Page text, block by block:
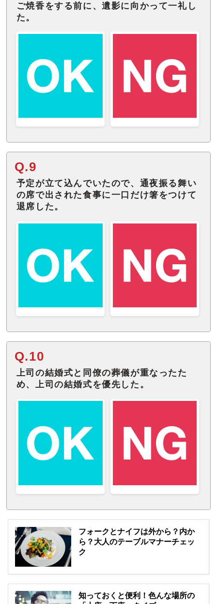
ご焼香をする前に、遺影に向かって一礼し
た。
Q.9
予定が立て込んでいたので、通夜振る舞い
の席で出された食事に一口だけ箸をつけて
退席した。
Q.10
上司の結婚式と同僚の葬儀が重なったた
め、上司の結婚式を優先した。
フォークとナイフは外から？内か
ら？大人のテーブルマナーチェッ
ク
知っておくと便利！色んな場所の